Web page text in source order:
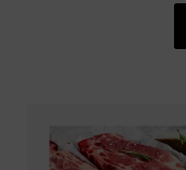
sina liv fritt och
Rosén och
liten gård full av